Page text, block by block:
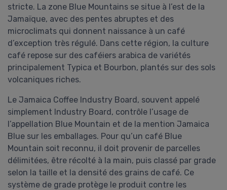
stricte. La zone Blue Mountains se situe à l’est de la
Jamaïque, avec des pentes abruptes et des
microclimats qui donnent naissance à un café
d’exception très régulé. Dans cette région, la culture
café repose sur des caféiers arabica de variétés
principalement Typica et Bourbon, plantés sur des sols
volcaniques riches.
Le Jamaica Coffee Industry Board, souvent appelé
simplement Industry Board, contrôle l’usage de
l’appellation Blue Mountain et de la mention Jamaica
Blue sur les emballages. Pour qu’un café Blue
Mountain soit reconnu, il doit provenir de parcelles
délimitées, être récolté à la main, puis classé par grade
selon la taille et la densité des grains de café. Ce
système de grade protège le produit contre les